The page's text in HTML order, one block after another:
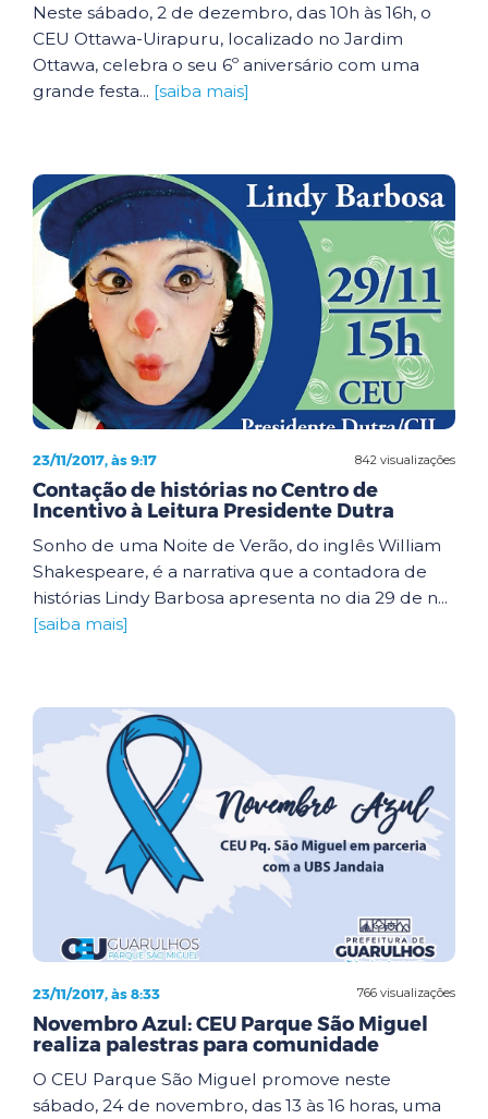
Neste sábado, 2 de dezembro, das 10h às 16h, o
CEU Ottawa-Uirapuru, localizado no Jardim
Ottawa, celebra o seu 6º aniversário com uma
grande festa... [saiba mais]
842 visualizações
23/11/2017, às 9:17
Contação de histórias no Centro de
Incentivo à Leitura Presidente Dutra
Sonho de uma Noite de Verão, do inglês William
Shakespeare, é a narrativa que a contadora de
histórias Lindy Barbosa apresenta no dia 29 de n...
[saiba mais]
766 visualizações
23/11/2017, às 8:33
Novembro Azul: CEU Parque São Miguel
realiza palestras para comunidade
O CEU Parque São Miguel promove neste
sábado, 24 de novembro, das 13 às 16 horas, uma